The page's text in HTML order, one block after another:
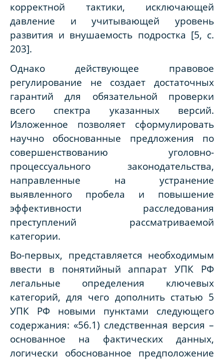
корректной тактики, исключающей
давление и учитывающей уровень
развития и внушаемость подростка [5, с.
203].
Однако действующее правовое
регулирование не создает достаточных
гарантий для обязательной проверки
всего спектра указанных версий.
Изложенное позволяет сформулировать
научно обоснованные предложения по
совершенствованию уголовно-
процессуального законодательства,
направленные на устранение
выявленного пробела и повышение
эффективности расследования
преступлений рассматриваемой
категории.
Во-первых, представляется необходимым
ввести в понятийный аппарат УПК РФ
легальные определения ключевых
категорий, для чего дополнить статью 5
УПК РФ новыми пунктами следующего
содержания: «56.1) следственная версия –
основанное на фактических данных,
логически обоснованное предположение